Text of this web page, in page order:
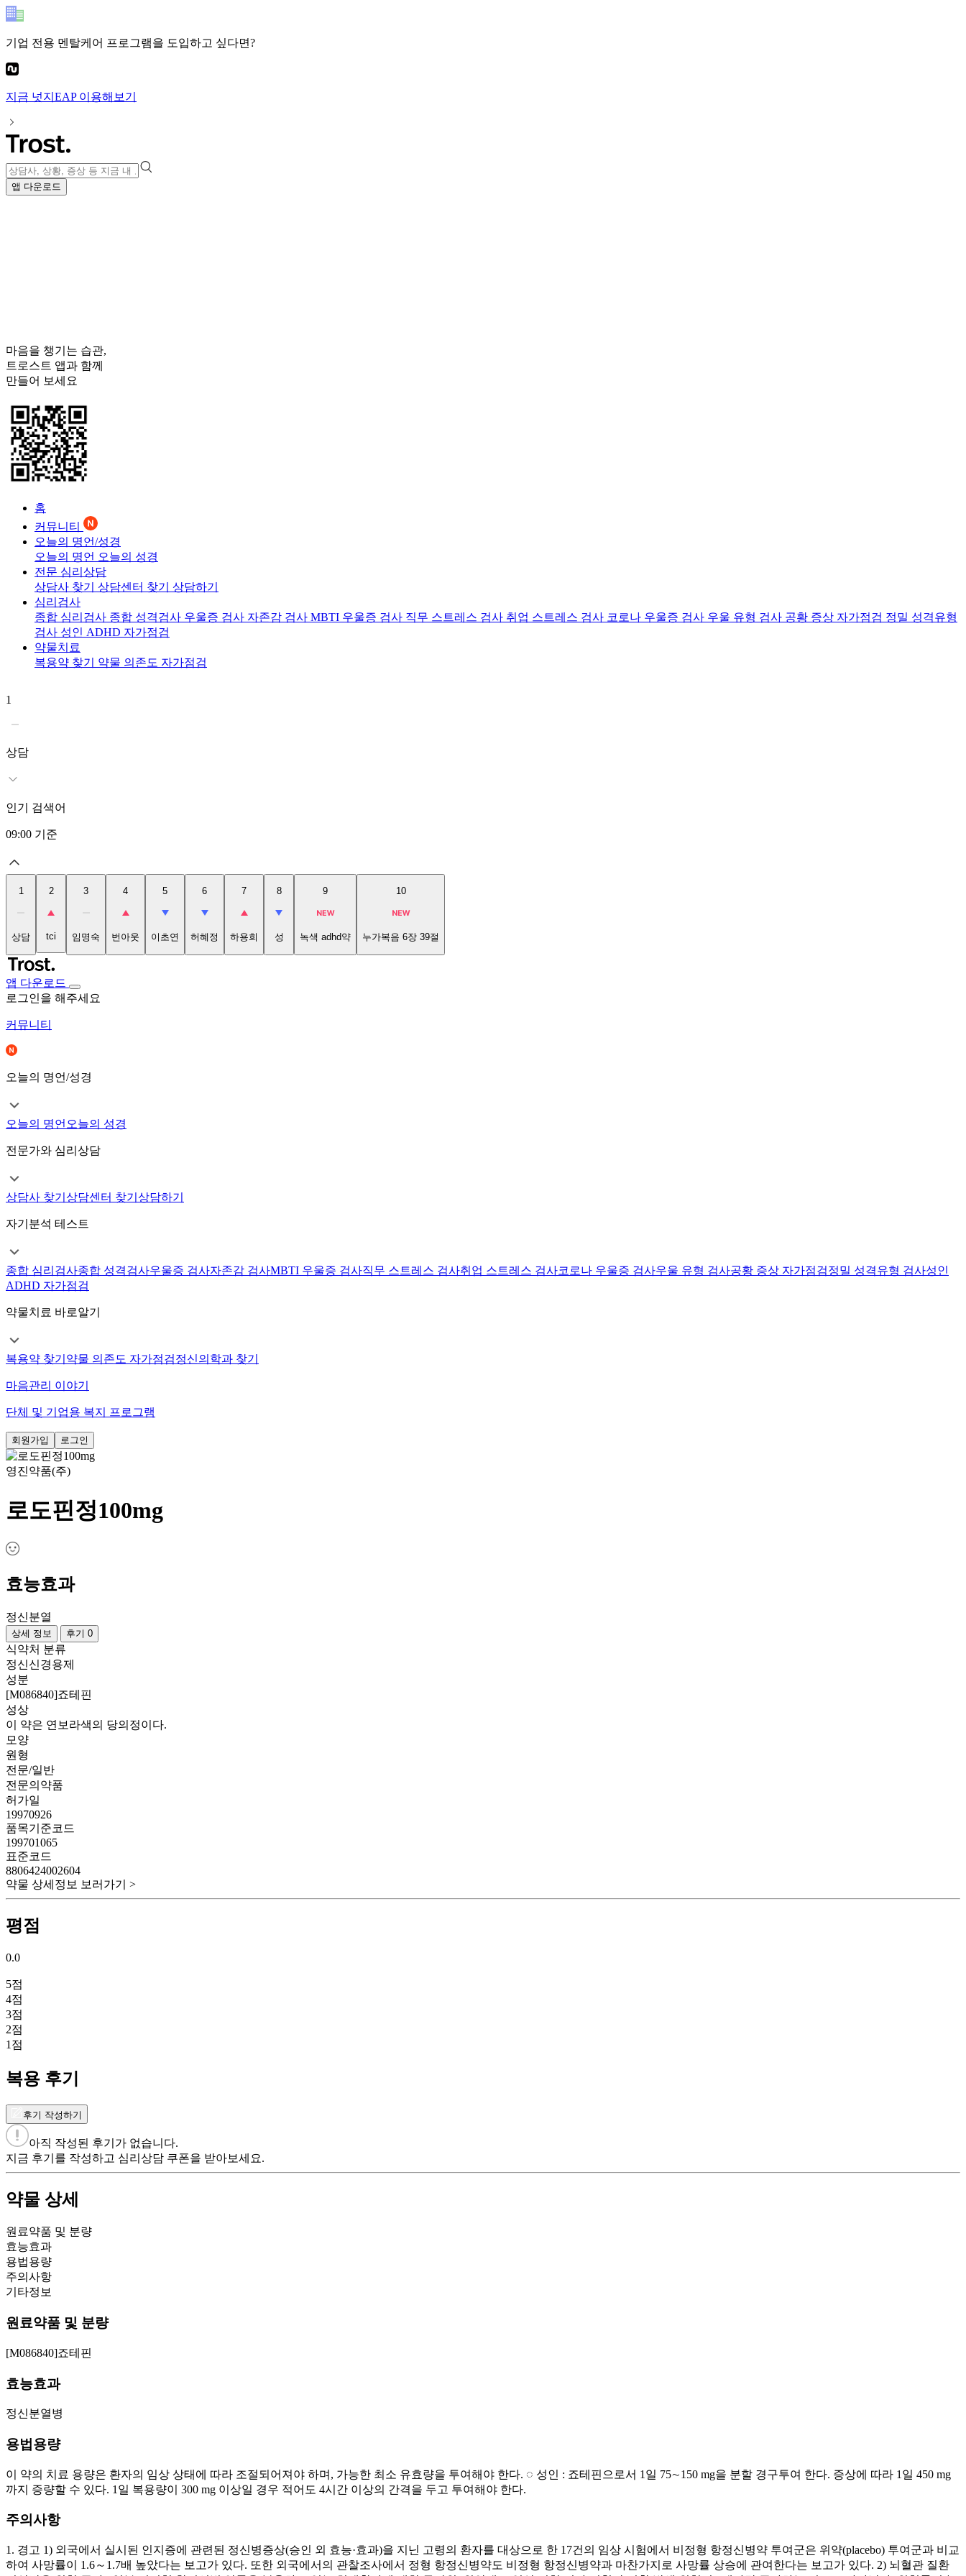
기업 전용 멘탈케어 프로그램을 도입하고 싶다면?
지금 넛지EAP이용해보기
앱 다운로드
마음을 챙기는 습관,
트로스트 앱과 함께
만들어 보세요
홈
커뮤니티
오늘의 명언/성경
오늘의 명언 오늘의 성경
전문 심리상담
상담사 찾기 상담센터 찾기 상담하기
심리검사
종합 심리검사 종합 성격검사 우울증 검사 자존감 검사 MBTI 우울증 검사 직무 스트레스 검사 취업 스트레스 검사 코로나 우울증 검사 우울 유형 검사 공황 증상 자가점검 정밀 성격유형
검사 성인 ADHD 자가점검
약물치료
복용약 찾기 약물 의존도 자가점검
1
상담
인기 검색어
09:00 기준
1
상담
2
tci
3
임명숙
4
번아웃
5
이초연
6
허혜정
7
하용희
8
성
9
녹색 adhd약
10
누가복음 6장 39절
앱 다운로드
로그인을 해주세요
커뮤니티
오늘의 명언/성경
오늘의 명언 오늘의 성경
전문가와 심리상담
상담사 찾기 상담센터 찾기 상담하기
자기분석 테스트
종합 심리검사종합 성격검사우울증 검사자존감 검사MBTI 우울증 검사직무 스트레스 검사취업 스트레스 검사코로나 우울증 검사우울 유형 검사공황 증상 자가점검정밀 성격유형 검사성인
ADHD 자가점검
약물치료 바로알기
복용약 찾기 약물 의존도 자가점검정신의학과 찾기
마음관리 이야기
단체 및 기업용 복지 프로그램
회원가입 로그인
영진약품(주)
로도핀정100mg
효능효과
정신분열
상세 정보 후기 0
식약처 분류
정신신경용제
성분
[M086840]죠테핀
성상
이 약은 연보라색의 당의정이다.
모양
원형
전문/일반
전문의약품
허가일
19970926
품목기준코드
199701065
표준코드
8806424002604
약물 상세정보 보러가기 >
평점
0.0
5점
4점
3점
2점
1 점
복용 후기
후기 작성하기
아직 작성된 후기가 없습니다.
지금 후기를 작성하고 심리상담 쿠폰을 받아보세요.
약물 상세
원료약품 및 분량
효능효과
용법용량
주의사항
기타정보
원료약품 및 분량
[M086840]죠테핀
효능효과
정신분열병
용법용량
이 약의 치료 용량은 환자의 임상 상태에 따라 조절되어져야 하며, 가능한 최소 유효량을 투여해야 한다. ◌ 성인 : 죠테핀으로서 1일 75∼150 mg을 분할 경구투여 한다. 증상에 따라 1일 450 mg
까지 증량할 수 있다. 1일 복용량이 300 mg 이상일 경우 적어도 4시간 이상의 간격을 두고 투여해야 한다.
주의사항
1. 경고 1) 외국에서 실시된 인지증에 관련된 정신병증상(승인 외 효능·효과)을 지닌 고령의 환자를 대상으로 한 17건의 임상 시험에서 비정형 항정신병약 투여군은 위약(placebo) 투여군과 비교
하여 사망률이 1.6～1.7배 높았다는 보고가 있다. 또한 외국에서의 관찰조사에서 정형 항정신병약도 비정형 항정신병약과 마찬가지로 사망률 상승에 관여한다는 보고가 있다. 2) 뇌혈관 질환